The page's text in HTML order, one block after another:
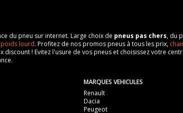
du pneu sur internet. Large choix de pneus pas chers, du
poids lourd. Profitez de nos promos pneus à tous les prix,
! Evitez l'usure de vos pneus et choisissez votre
MARQUES VEHICULES
Renault
Dacia
Peugeot